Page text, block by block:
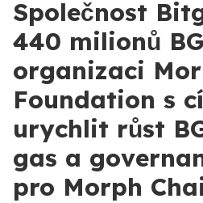
Společnost
440 milionů
organizaci
Foundation s
urychlit růst
gas a
pro Morph